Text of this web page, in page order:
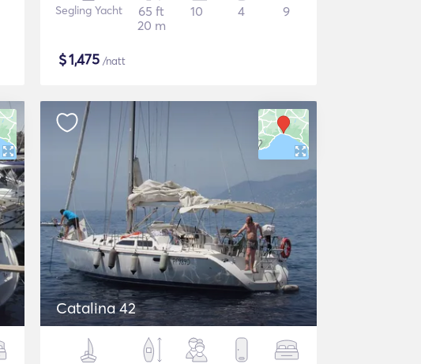
Segling Yacht
65 ft
20 m
10 4 9
$1,475 /natt
Catalina 42